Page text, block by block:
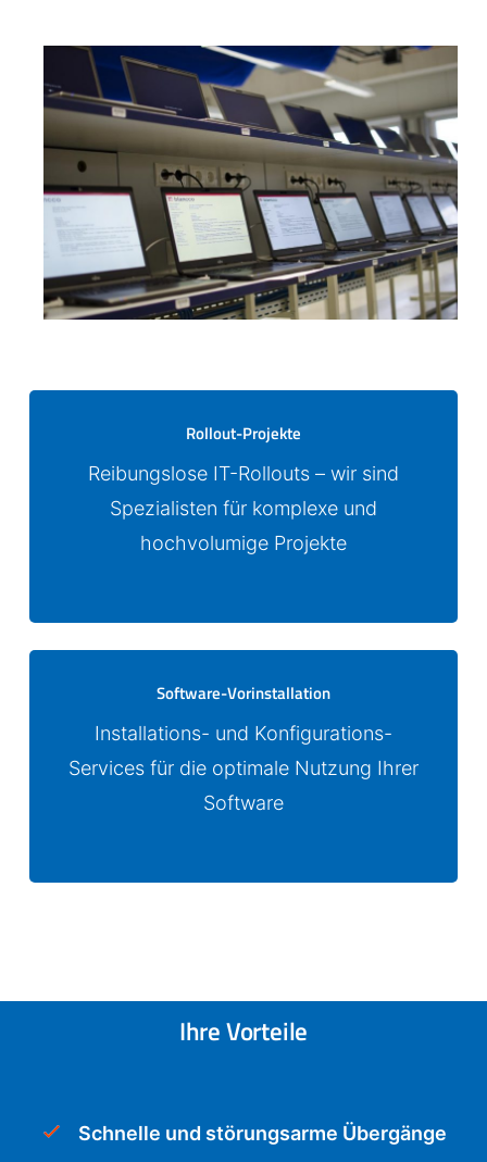
Rollout-Projekte
Reibungslose IT-Rollouts – wir sind
Spezialisten für komplexe und
hochvolumige Projekte
Software-Vorinstallation
Installations- und Konfigurations-
Services für die optimale Nutzung Ihrer
Software
Ihre Vorteile
Schnelle und störungsarme Übergänge